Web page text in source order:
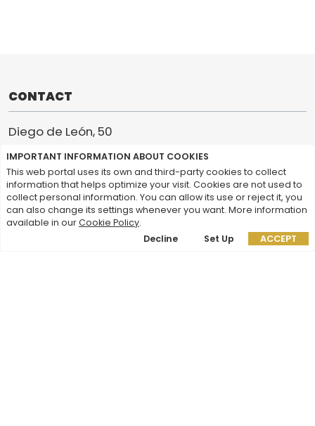
CONTACT
Diego de León, 50
28006 Madrid
+34 915 663 400
CIF: G-78125366
fundacion@fundacionceoe.es
IMPORTANT INFORMATION ABOUT COOKIES
This web portal uses its own and third-party cookies to collect
information that helps optimize your visit. Cookies are not used to
collect personal information. You can allow its use or reject it, you
can also change its settings whenever you want. More information
available in ourCookie Policy.
Decline
Set Up ACCEPT